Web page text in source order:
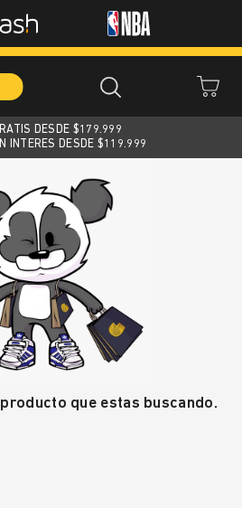
DESDE $179.999
INTERES DESDE $119.999
que estas buscando.